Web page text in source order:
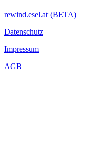
rewind.esel.at (BETA)
Datenschutz
Impressum
AGB